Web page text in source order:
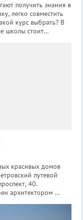
получить знания в
легко совместить
курс выбрать? В
школы стоит
красивых домов
путевой
40.
архитектором